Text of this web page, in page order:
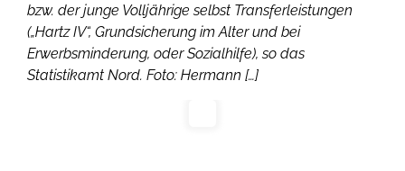
bzw. der junge Volljährige selbst Transferleistungen
(„Hartz IV“, Grundsicherung im Alter und bei
Erwerbsminderung, oder Sozialhilfe), so das
Statistikamt Nord. Foto: Hermann […]